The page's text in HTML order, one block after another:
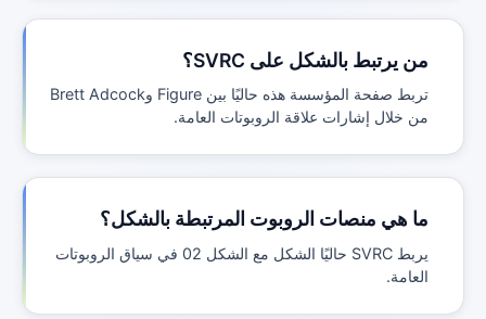
من يرتبط بالشكل على SVRC؟
تربط صفحة المؤسسة هذه حاليًا بين Figure وBrett Adcock
من خلال إشارات علاقة الروبوتات العامة.
ما هي منصات الروبوت المرتبطة بالشكل؟
يربط SVRC حاليًا الشكل مع الشكل 02 في سياق الروبوتات
العامة.